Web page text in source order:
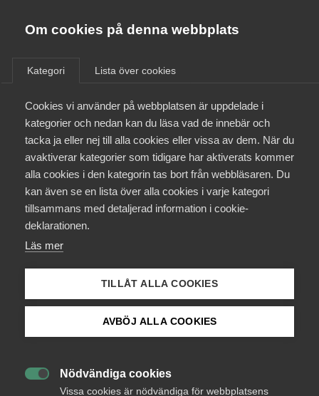
Om cookies på denna webbplats
Kategori Lista över cookies
Cookies vi använder på webbplatsen är uppdelade i
kategorier och nedan kan du läsa vad de innebär och
tacka ja eller nej till alla cookies eller vissa av dem. När du
avaktiverar kategorier som tidigare har aktiverats kommer
alla cookies i den kategorin tas bort från webbläsaren. Du
kan även se en lista över alla cookies i varje kategori
tillsammans med detaljerad information i cookie-
deklarationen.
Läs mer
TILLÅT ALLA COOKIES
AVBÖJ ALLA COOKIES
Nödvändiga cookies
Vissa cookies är nödvändiga för webbplatsens
Almega Utbildning
Innovations­företagen
Kompetens­företagen
Medie­företagen
Säkerhets­företagen
Tåg­företagen
Om Almega
Aktuellt
Medlemskapet
Mina sidor
Kurser & utbildningar
Logga in på Arbetsgivarguiden
(LOV)
Lagen om
valfrihetssystem
(LOV)
Lagen om valfrihetssystem (LOV) har gett brukare
möjligheten att själva kunna välja utförare inom
vård, omsorg och arbetsmarknadstjänster. LOV har
skapat viktiga förutsättningar för valfrihet,
mångfald och kvalitetskonkurrens.
system. Systemen ser därför olika ut beroende på vilken
kommun du tillhör.